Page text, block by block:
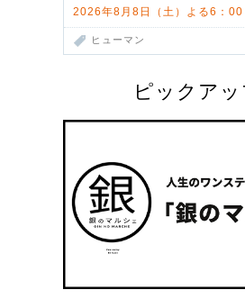
2026年8月8日（土）よる6：
ヒューマン
ピックア